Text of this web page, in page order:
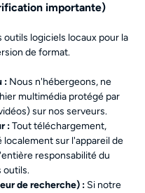
importante)
outils logiciels locaux pour la
de format.
: Nous n'hébergeons, ne
multimédia protégé par
sur nos serveurs.
:Tout téléchargement,
sur l'appareil de
responsabilité du
outils.
de recherche) : Si notre